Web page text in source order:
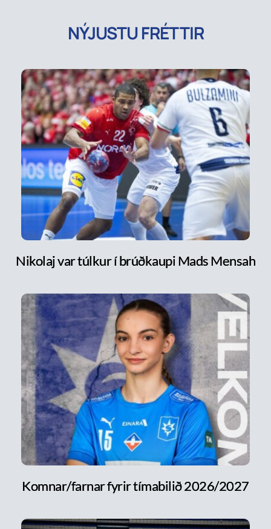
NÝJUSTU FRÉTTIR
Nikolaj var túlkur í brúðkaupi Mads Mensah
Komnar/farnar fyrir tímabilið 2026/2027